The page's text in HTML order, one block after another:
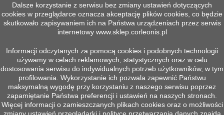
Szybki podgląd
ROLKA LINOWA D176 R3,7
Więcej
Szybki podgląd
LINA WODZAKA DŁUGA
R32,2KN 7X96 Z
Więcej
Dalsze korzystanie z serwisu bez zmiany ustawień dotyczących
cookies w przeglądarce oznacza akceptację plików cookies, co będzie
skutkowało zapisywaniem ich na Państwa urządzeniach przez serwis
internetowy www.sklep.corleonis.pl
Informacji odczytanych za pomocą cookies i podobnych technologii
używamy w celach reklamowych, statystycznych oraz w celu
dostosowania serwisu do indywidualnych potrzeb użytkowników, w tym
profilowania. Wykorzystanie ich pozwala zapewnić Państwu
maksymalną wygodę przy korzystaniu z naszego serwisu poprzez
zapamiętanie Państwa preferencji i ustawień na naszych stronach.
Więcej informacji o zamieszczanych plikach cookies oraz o możliwości